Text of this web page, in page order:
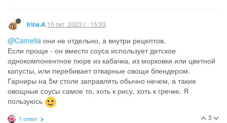
Irina.A 10 окт. 2023 г., 15:33
@Camelia они не отдельно, а внутри рецептов.
Если проще - он вместо соуса использует детское
однокомпонентное пюре из кабачка, из морковки или цветной
капусты, или перебивает отварные овощи блендером.
Гарниры на 5м столе заправлять обычно нечем, а такие
овощные соусы самое то, хоть к рису, хоть к гречке. Я
пользуюсь
3
1 ответ